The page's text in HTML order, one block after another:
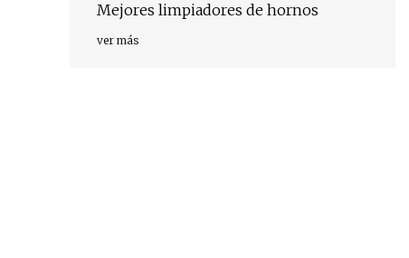
Mejores limpiadores de hornos
ver más